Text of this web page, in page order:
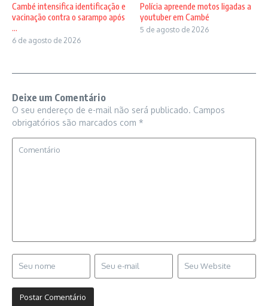
Cambé intensifica identificação e
vacinação contra o sarampo após
...
6 de agosto de 2026
Polícia apreende motos ligadas a
youtuber em Cambé
5 de agosto de 2026
Deixe um Comentário
O seu endereço de e-mail não será publicado. Campos
obrigatórios são marcados com *